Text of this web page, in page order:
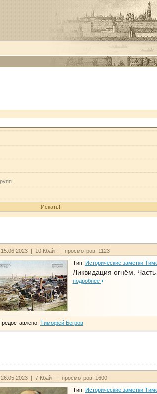
15.06.2023 | 10 Кбайт | просмотров: 1123
Тип: Исторические заметки
Ликвидация огнём. Часть
подробнее
Тимофей Бегров
26.05.2023 | 7 Кбайт | просмотров: 1600
Тип: Исторические заметки